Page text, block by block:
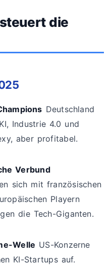
die
Deutschland
Industrie 4.0 und
aber profitabel.
Verbund
sich mit französischen
Playern
die Tech-Giganten.
Welle US-Konzerne
KI-Startups auf.